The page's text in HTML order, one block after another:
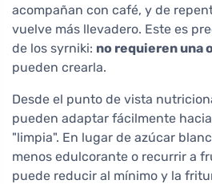
acompañan con café, y de
vuelve más llevadero. Este es
de los syrniki: no requieren una
pueden crearla.
Desde el punto de vista
pueden adaptar fácilmente
"limpia". En lugar de azúcar
menos edulcorante o recurrir a
puede reducir al mínimo y la